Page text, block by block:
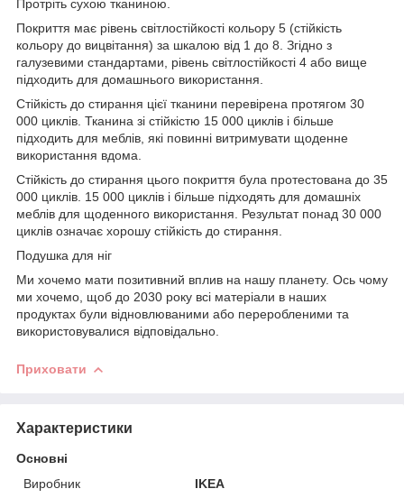
Протріть сухою тканиною.
Покриття має рівень світлостійкості кольору 5 (стійкість
кольору до вицвітання) за шкалою від 1 до 8. Згідно з
галузевими стандартами, рівень світлостійкості 4 або вище
підходить для домашнього використання.
Стійкість до стирання цієї тканини перевірена протягом 30
000 циклів. Тканина зі стійкістю 15 000 циклів і більше
підходить для меблів, які повинні витримувати щоденне
використання вдома.
Стійкість до стирання цього покриття була протестована до 35
000 циклів. 15 000 циклів і більше підходять для домашніх
меблів для щоденного використання. Результат понад 30 000
циклів означає хорошу стійкість до стирання.
Подушка для ніг
Ми хочемо мати позитивний вплив на нашу планету. Ось чому
ми хочемо, щоб до 2030 року всі матеріали в наших
продуктах були відновлюваними або переробленими та
використовувалися відповідально.
Приховати
Характеристики
Основні
Виробник
IKEA